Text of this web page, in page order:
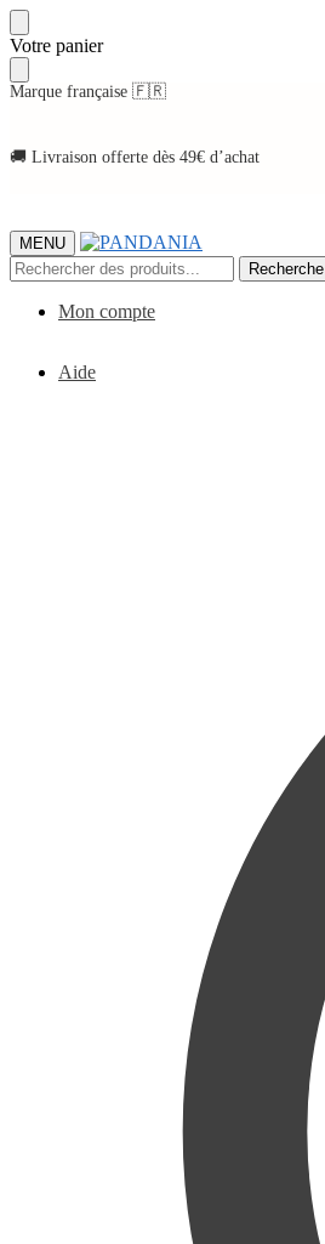
Skip
to
navigation
Skip
to
content
Votre panier
Marque française 🇫🇷
🚚 Livraison offerte dès 49€ d’achat
MENU
Recherche
pour :
Recherche
Mon compte
Aide